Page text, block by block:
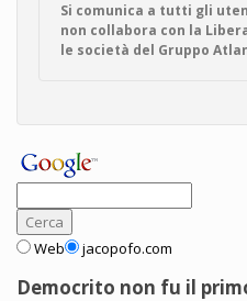
Si comunica a tutti gli
non collabora con la
le società del Gruppo
Web jacopofo.com
Democrito non fu il